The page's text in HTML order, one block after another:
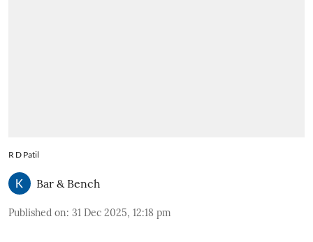
R D Patil
Bar & Bench
Published on: 31 Dec 2025, 12:18 pm